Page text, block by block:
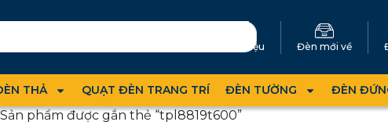
Giới thiệu Đèn mới về
THẢ QUẠT ĐÈN TRANG TRÍ ĐÈN TƯỜNG ĐÈN
phẩm được gắn thẻ “tpl8819t600”